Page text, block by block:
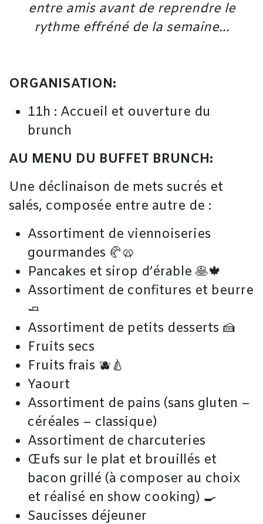
entre amis avant de reprendre le
rythme effréné de la semaine...
ORGANISATION:
11h : Accueil et ouverture du
brunch
AU MENU DU BUFFET BRUNCH:
Une déclinaison de mets sucrés et
salés, composée entre autre de :
Assortiment de viennoiseries
gourmandes 🥐🥨
Pancakes et sirop d’érable 🥞🍁
Assortiment de confitures et beurre
🧈
Assortiment de petits desserts 🍰
Fruits secs
Fruits frais 🫐🍐
Yaourt
Assortiment de pains (sans gluten –
céréales – classique)
Assortiment de charcuteries
Œufs sur le plat et brouillés et
bacon grillé (à composer au choix
et réalisé en show cooking) 🍳
Saucisses déjeuner